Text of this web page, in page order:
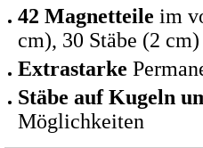
42 Magnetteile im
cm), 30 Stäbe (2 cm)
Extrastarke
Stäbe auf Kugeln
Möglichkeiten